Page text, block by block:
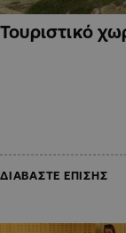
Τουριστικό
ΔΙΑΒΑΣΤΕ ΕΠΙΣΗΣ